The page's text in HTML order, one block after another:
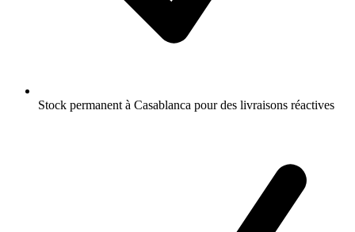
Stock permanent à Casablanca pour des livraisons réactives